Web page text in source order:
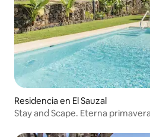
Residencia en El Sauzal
Stay and Scape. Eterna